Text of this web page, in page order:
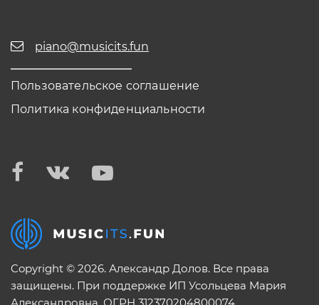
piano@musicits.fun
Пользовательское соглашение
Политика конфиденциальности
Copyright © 2026. Александр Долов. Все права
защищены. При поддержке ИП Усольцева Мария